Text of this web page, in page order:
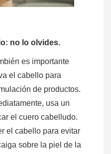
no lo olvides.
es importante
el cabello para
de productos.
usa un
el cuero cabelludo.
el cabello para evitar
sobre la piel de la